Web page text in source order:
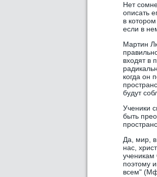
Нет
описать
в
если в
Мартин
входят в
когда он
будут
Ученики
быть
Да, мир,
нас,
поэтому
всем"